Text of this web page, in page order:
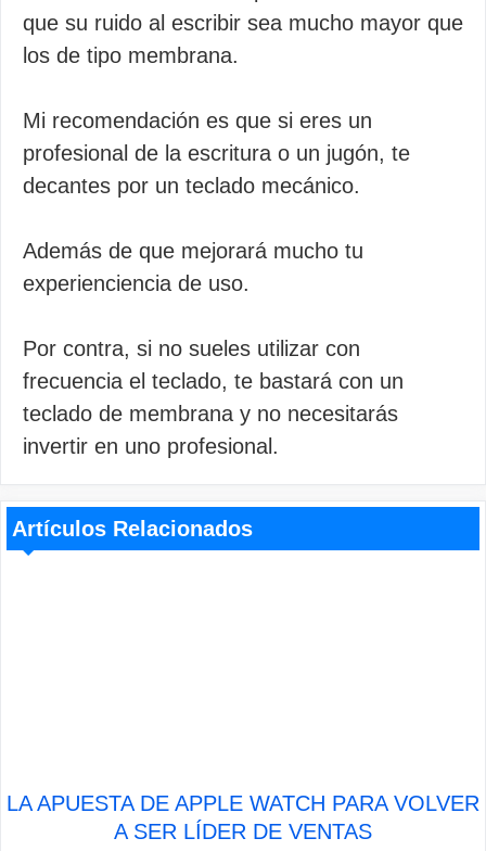
que su ruido al escribir sea mucho mayor que
los de tipo membrana.
Mi recomendación es que si eres un
profesional de la escritura o un jugón, te
decantes por un teclado mecánico.
Además de que mejorará mucho tu
experienciencia de uso.
Por contra, si no sueles utilizar con
frecuencia el teclado, te bastará con un
teclado de membrana y no necesitarás
invertir en uno profesional.
Artículos Relacionados
LA APUESTA DE APPLE WATCH PARA VOLVER
A SER LÍDER DE VENTAS